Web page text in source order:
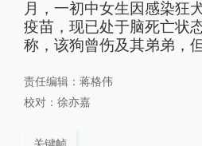
月，一初中女生因感染狂
疫苗，现已处于脑死亡状
称，该狗曾伤及其弟弟，
责任编辑： 蒋格伟
校对： 徐亦嘉